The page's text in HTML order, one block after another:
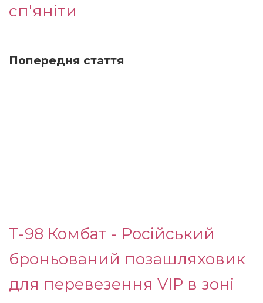
сп'яніти
Попередня стаття
T-98 Комбат - Російський
броньований позашляховик
для перевезення VIP в зоні